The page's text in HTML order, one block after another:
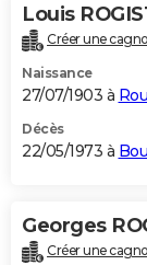
Louis
Créer une
Naissance
27/07/1903 à
Décès
22/05/1973 à
Georges
Créer une